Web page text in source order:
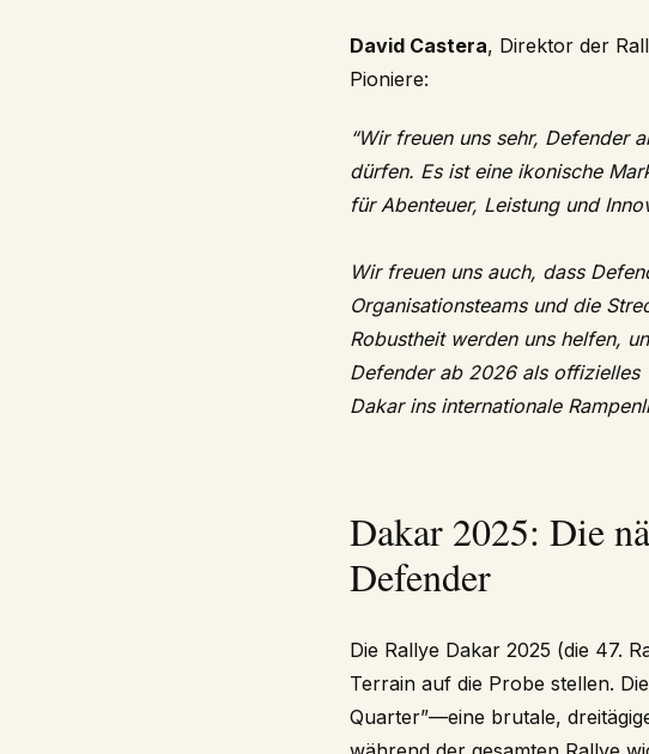
David Castera, Direktor der
Pioniere:
“Wir freuen uns sehr, Defender
dürfen. Es ist eine ikonische
für Abenteuer, Leistung und
Wir freuen uns auch, dass
Organisationsteams und die
Robustheit werden uns helfen,
Defender ab 2026 als offizielles
Dakar ins internationale
Dakar 2025: Die
Defender
Die Rallye Dakar 2025 (die 47.
Terrain auf die Probe stellen.
Quarter”—eine brutale,